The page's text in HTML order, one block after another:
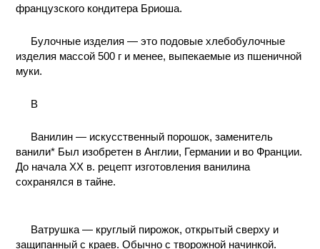
французского кондитера Бриоша.
Булочные изделия — это подовые хлебобулочные
изделия массой 500 г и менее, выпекаемые из пшеничной
муки.
В
Ванилин — искусственный порошок, заменитель
ванили* Был изобретен в Англии, Германии и во Франции.
До начала XX в. рецепт изготовления ванилина
сохранялся в тайне.
Ватрушка — круглый пирожок, открытый сверху и
защипанный с краев. Обычно с творожной начинкой.